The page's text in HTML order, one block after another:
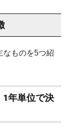
なものを5つ紹
年単位で決